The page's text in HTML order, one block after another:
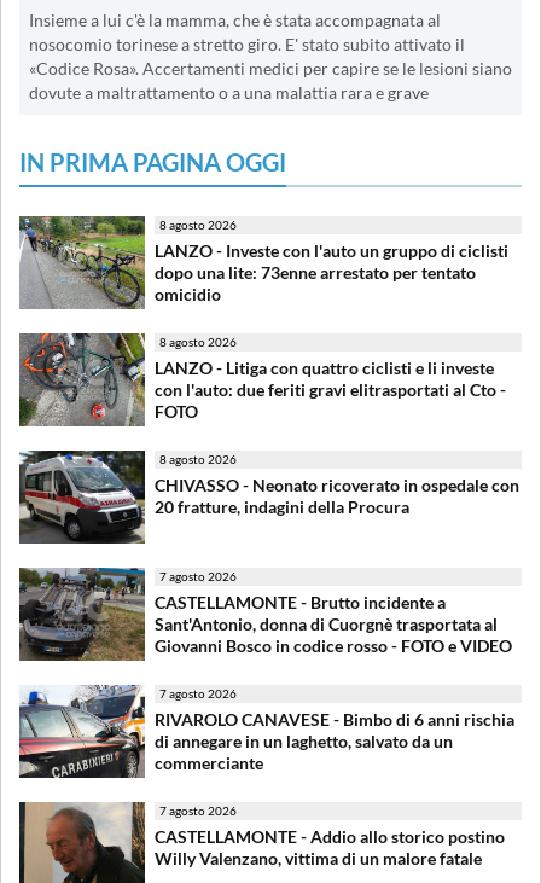
Insieme a lui c'è la mamma, che è stata accompagnata al
nosocomio torinese a stretto giro. E' stato subito attivato il
«Codice Rosa». Accertamenti medici per capire se le lesioni siano
dovute a maltrattamento o a una malattia rara e grave
IN PRIMA PAGINA OGGI
8 agosto 2026
LANZO - Investe con l'auto un gruppo di ciclisti
dopo una lite: 73enne arrestato per tentato
omicidio
8 agosto 2026
LANZO - Litiga con quattro ciclisti e li investe
con l'auto: due feriti gravi elitrasportati al Cto -
FOTO
8 agosto 2026
CHIVASSO - Neonato ricoverato in ospedale con
20 fratture, indagini della Procura
7 agosto 2026
CASTELLAMONTE - Brutto incidente a
Sant'Antonio, donna di Cuorgnè trasportata al
Giovanni Bosco in codice rosso - FOTO e VIDEO
7 agosto 2026
RIVAROLO CANAVESE - Bimbo di 6 anni rischia
di annegare in un laghetto, salvato da un
commerciante
7 agosto 2026
CASTELLAMONTE - Addio allo storico postino
Willy Valenzano, vittima di un malore fatale